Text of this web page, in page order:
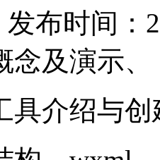
布时间
及演示、
具介绍与创